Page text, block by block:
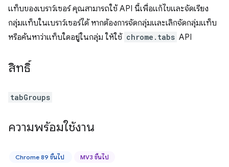
แท็บของเบราว์เซอร์ คุณสามารถใช้ API นี้เพื่อแก้ไขและจัดเรียง
กลุ่มแท็บในเบราว์เซอร์ได้ หากต้องการจัดกลุ่มและเลิกจัดกลุ่มแท็บ
หรือค้นหาว่าแท็บใดอยู่ในกลุ่ม ให้ใช้ chrome.tabs API
สิทธิ์
tabGroups
ความพร้อมใช้งาน
Chrome 89 ขึ้นไป MV3 ขึ้นไป